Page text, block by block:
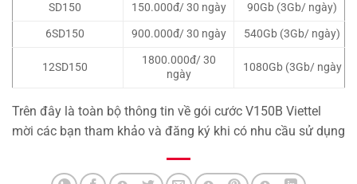
SD150
150.000đ/ 30 ngày
90Gb (3Gb/ ngày)
6SD150
900.000đ/ 30 ngày 540Gb (3Gb/ ngày)
12SD150
1800.000đ/ 30
ngày
1080Gb (3Gb/ ngày
Trên đây là toàn bộ thông tin về gói cước V150B Viettel
mời các bạn tham khảo và đăng ký khi có nhu cầu sử dụng